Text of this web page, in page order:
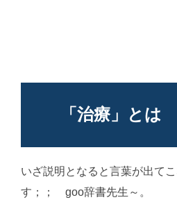
「治療」とは
いざ説明となると言葉が出て
す；； goo辞書先生～。